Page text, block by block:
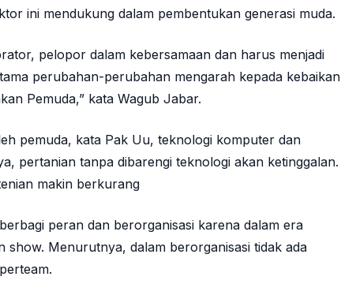
ini mendukung dalam pembentukan generasi muda.
pelopor dalam kebersamaan dan harus menjadi
perubahan-perubahan mengarah kepada kebaikan
Pemuda,” kata Wagub Jabar.
pemuda, kata Pak Uu, teknologi komputer dan
pertanian tanpa dibarengi teknologi akan ketinggalan.
makin berkurang
peran dan berorganisasi karena dalam era
show. Menurutnya, dalam berorganisasi tidak ada